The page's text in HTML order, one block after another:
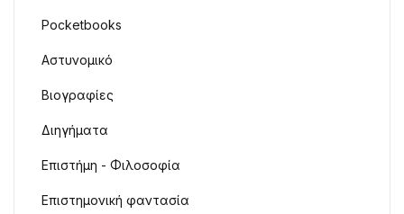
Pocketbooks
Αστυνομικό
Βιογραφίες
Διηγήματα
Επιστήμη - Φιλοσοφία
Επιστημονική φαντασία